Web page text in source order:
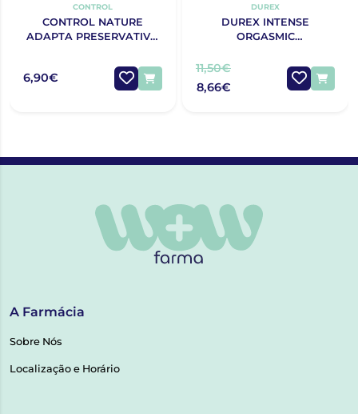
CONTROL
CONTROL NATURE
ADAPTA PRESERVATIVO
6,90€
DUREX
DUREX INTENSE
ORGASMIC
UNIDADES
11,50€
8,66€
A Farmácia
Sobre Nós
Localização e Horário